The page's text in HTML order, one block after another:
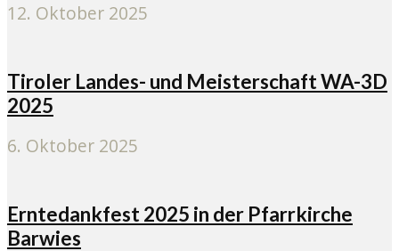
12. Oktober 2025
Tiroler Landes- und Meisterschaft WA-3D
2025
6. Oktober 2025
Erntedankfest 2025 in der Pfarrkirche
Barwies